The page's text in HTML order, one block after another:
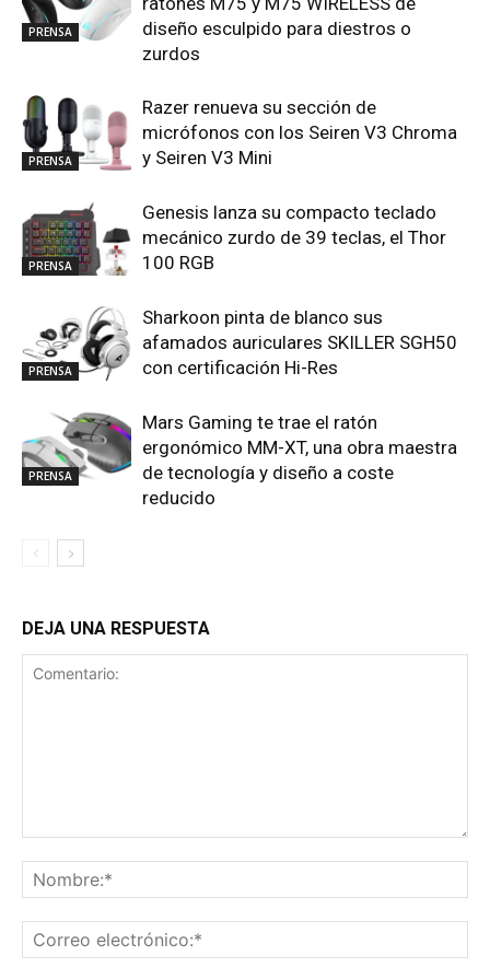
PRENSA
diseño esculpido para diestros o
zurdos
PRENSA
Razer renueva su sección de
micrófonos con los Seiren V3 Chroma
y Seiren V3 Mini
PRENSA
Genesis lanza su compacto teclado
mecánico zurdo de 39 teclas, el Thor
100 RGB
PRENSA
Sharkoon pinta de blanco sus
afamados auriculares SKILLER SGH50
con certificación Hi-Res
PRENSA
Mars Gaming te trae el ratón
ergonómico MM-XT, una obra maestra
de tecnología y diseño a coste
reducido
DEJA UNA RESPUESTA